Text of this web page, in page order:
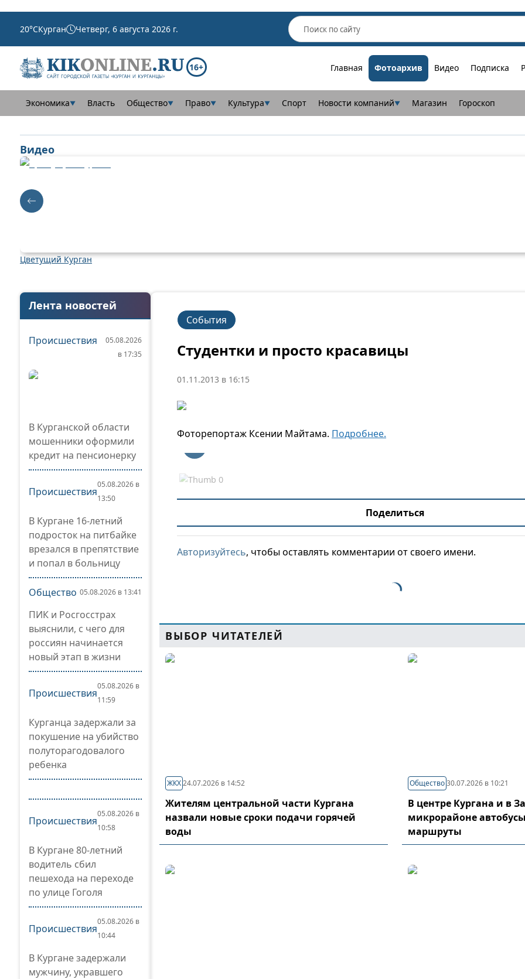
20°CКурган Четверг, 6 августа 2026 г.
16+ Главная Фотоархив Видео Подписка
Экономика▼ Власть Общество▼ Право▼ Культура▼ Спорт Новости компаний▼ Магазин Гороскоп
Видео
Цветущий Курган
Лента новостей
Происшествия
05.08.2026
в 17:35
В Курганской области
мошенники оформили
кредит на пенсионерку
Происшествия
05.08.2026 в
13:50
В Кургане 16-летний
подросток на питбайке
врезался в препятствие
и попал в больницу
Общество 05.08.2026 в 13:41
ПИК и Росгосстрах
выяснили, с чего для
россиян начинается
новый этап в жизни
Происшествия
05.08.2026 в
11:59
Курганца задержали за
покушение на убийство
полуторагодовалого
ребенка
Происшествия
05.08.2026 в
10:58
В Кургане 80-летний
водитель сбил
пешехода на переходе
по улице Гоголя
Происшествия
05.08.2026 в
10:44
В Кургане задержали
мужчину, укравшего
События
Студентки и просто красавицы
01.11.2013 в 16:15
Фоторепортаж Ксении Майтама. Подробнее.
Поделиться
Авторизуйтесь, чтобы оставлять комментарии от своего имени.
ВЫБОР ЧИТАТЕЛЕЙ
ЖКХ24.07.2026 в 14:52
Жителям центральной части Кургана
назвали новые сроки подачи горячей
воды
Общество 30.07.2026 в 10:21
В центре Кургана и в
микрорайоне
маршруты